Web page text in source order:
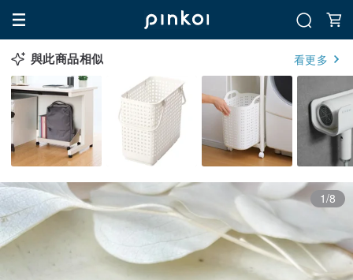
與此商品相似 看更多
1/8